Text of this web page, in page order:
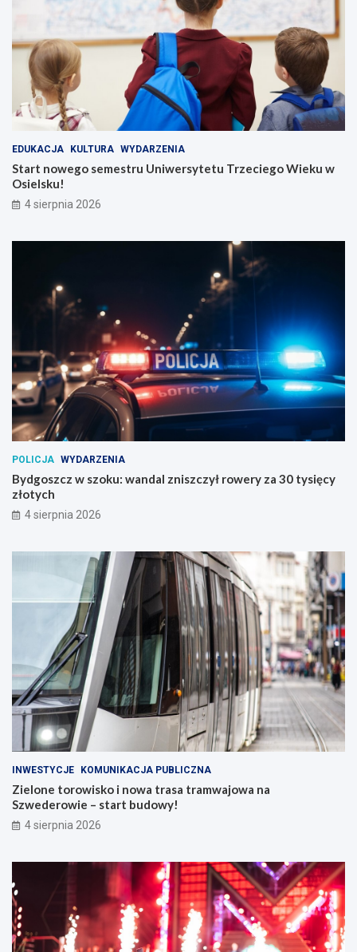
EDUKACJA KULTURA WYDARZENIA
Start nowego semestru Uniwersytetu Trzeciego Wieku w
Osielsku!
4 sierpnia 2026
POLICJA WYDARZENIA
Bydgoszcz w szoku: wandal zniszczył rowery za 30 tysięcy
złotych
4 sierpnia 2026
INWESTYCJE KOMUNIKACJA PUBLICZNA
Zielone torowisko i nowa trasa tramwajowa na
Szwederowie – start budowy!
4 sierpnia 2026